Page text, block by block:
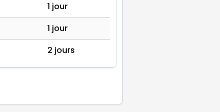
1 jour
1 jour
2 jours